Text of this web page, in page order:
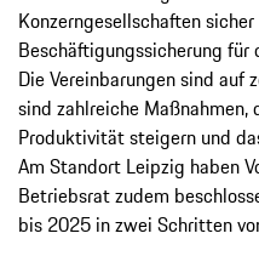
Konzerngesellschaften
Beschäftigungssicherung
Die ­Vereinbarungen sind auf
sind zahlreiche
Produktivität steigern und
Am Standort Leipzig haben
Betriebsrat zudem
bis 2025 in zwei Schritten